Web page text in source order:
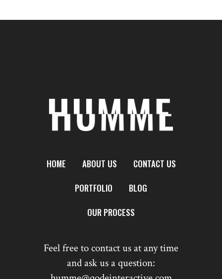
HOME ABOUT US
CONTACT US
PORTFOLIO
BLOG
OUR PROCESS
Feel free to contact us at any time
and ask us a question: